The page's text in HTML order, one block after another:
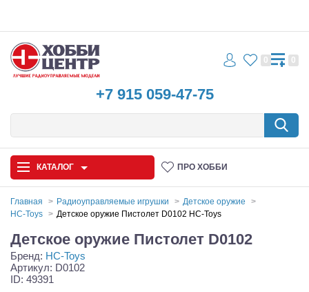
+7 915 059-47-75
0 0
КАТАЛОГ ПРО ХОББИ
Запчасти и аксессуары
Игрушки
Главная Радиоуправляемые игрушки
Детское оружие
HC-Toys
Детское оружие Пистолет D0102 HC-Toys
Детское оружие Пистолет D0102
Бренд: HC-Toys
Артикул: D0102
ID: 49391